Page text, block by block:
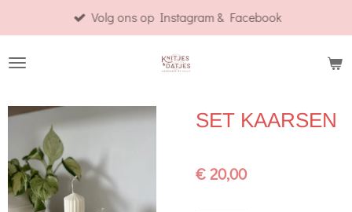
direct
naar
hoofdinhoud
Volg ons op Instagram & Facebook
SET KAARSEN
€ 20,00